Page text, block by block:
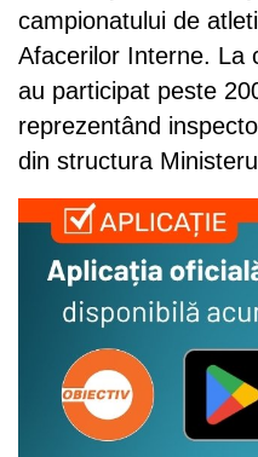
campionatului de
Afacerilor Interne. La
au participat peste
reprezentând
din structura